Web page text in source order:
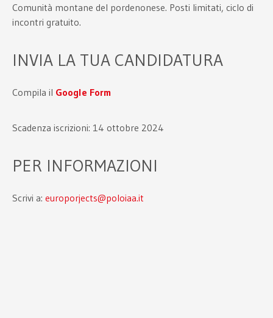
Comunità montane del pordenonese. Posti limitati, ciclo di
incontri gratuito.
INVIA LA TUA CANDIDATURA
Compila il Google Form
Scadenza iscrizioni: 14 ottobre 2024
PER INFORMAZIONI
Scrivi a: europorjects@poloiaa.it